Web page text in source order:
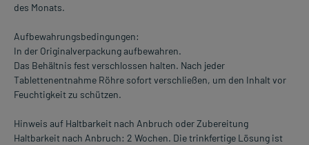
des Monats.
Aufbewahrungsbedingungen:
In der Originalverpackung aufbewahren.
Das Behältnis fest verschlossen halten. Nach jeder
Tablettenentnahme Röhre sofort verschließen, um den Inhalt vor
Feuchtigkeit zu schützen.
Hinweis auf Haltbarkeit nach Anbruch oder Zubereitung
Haltbarkeit nach Anbruch: 2 Wochen. Die trinkfertige Lösung ist